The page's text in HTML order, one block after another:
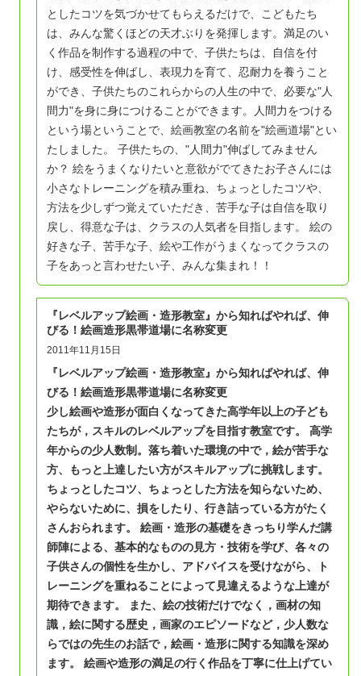
としたコツを気づかせてもらえるだけで、こどもたち
は、みんな驚くほどの天才ぶりを発揮します。満足のい
く作品を制作する過程の中で、子供たちは、自信を付
け、感受性を伸ばし、表現力を育て、忍耐力を養うこと
ができ、子供たちのこれらからの人生の中で、必要な"人
間力"を身に身につけることができます。人間力をつける
という場ということで、絵画教室の名前を"絵画道場"とい
たしました。 子供たちの、"人間力"伸ばしてみません
か？ 絵をうまくなりたいと意欲がでてきたお子さんには
小さなトレーニングを積み重ね、ちょっとしたコツや、
方法を少しずつ覚えていただき、苦手な子は自信を取り
戻し、得意な子は、クラスの人気者を目指します。 絵の
好きな子、苦手な子、絵や工作がうまくなってクラスの
子をあっと言わせたい子、みんな集まれ！！
『レベルアップ絵画・造形教室』から知ればやれば、伸
びる！絵画造形黒帯道場に名称変更
2011年11月15日
『レベルアップ絵画・造形教室』から知ればやれば、伸
びる！絵画造形黒帯道場に名称変更
少し絵画や造形が面白くなってきた高学年以上の子ども
たちが，スキルのレベルアップを目指す教室です。 高学
年からの少人数制。落ち着いた環境の中で，絵が苦手な
方、もっと上達したい方がスキルアップに挑戦します。
ちょっとしたコツ、ちょっとした方法を知らないため、
やらないために、損をしたり、行き詰っている方がたく
さんおられます。 絵画・造形の基礎をきっちり学んだ講
師陣による、基本的なものの見方・技術を学び、各々の
子供さんの個性を生かし、アドバイスを受けながら、ト
レーニングを重ねることによって見違えるような上達が
期待できます。 また、絵の技術だけでなく，画材の知
識，絵に関する歴史，画家のエピソードなど，少人数な
らではの先生のお話で，絵画・造形に関する知識を深め
ます。 絵画や造形の満足の行く作品を丁寧に仕上げてい